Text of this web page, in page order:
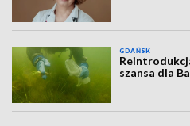
GDAŃSK
szansa dla